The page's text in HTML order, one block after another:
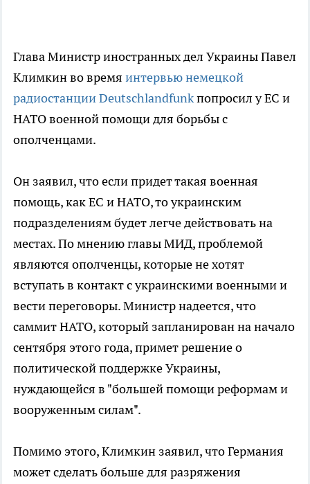
Глава Министр иностранных дел Украины Павел
Климкин во время интервью немецкой
радиостанции Deutschlandfunkпопросил у ЕС и
НАТО военной помощи для борьбы с
ополченцами.
Он заявил, что если придет такая военная
помощь, как ЕС и НАТО, то украинским
подразделениям будет легче действовать на
местах. По мнению главы МИД, проблемой
являются ополченцы, которые не хотят
вступать в контакт с украинскими военными и
вести переговоры. Министр надеется, что
саммит НАТО, который запланирован на начало
сентября этого года, примет решение о
политической поддержке Украины,
нуждающейся в "большей помощи реформам и
вооруженным силам".
Помимо этого, Климкин заявил, что Германия
может сделать больше для разряжения